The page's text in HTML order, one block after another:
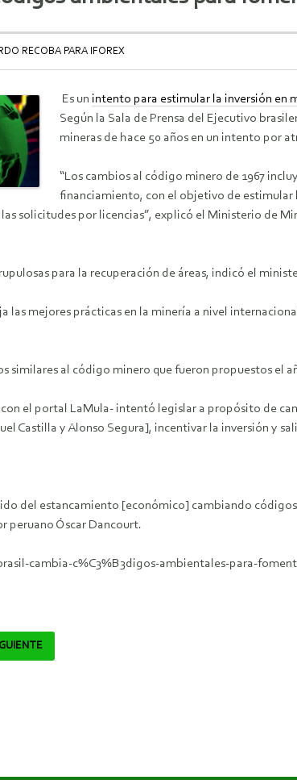
RECOBA PARA IFOREX
Es un intento para estimular la inversión en
Según la Sala de Prensa del Ejecutivo
mineras de hace 50 años en un intento por
“Los cambios al código minero de 1967
financiamiento, con el objetivo de estimular
solicitudes por licencias”, explicó el Ministerio de
para la recuperación de áreas, indicó el
las mejores prácticas en la minería a nivel
similares al código minero que fueron propuestos el
con el portal LaMula- intentó legislar a propósito de
Castilla y Alonso Segura], incentivar la inversión y
del estancamiento [económico] cambiando
peruano Óscar Dancourt.
cambia-c%C3%B3digos-ambientales-para-